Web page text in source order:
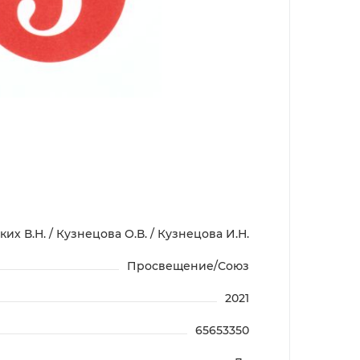
В.Н. / Кузнецова О.В. / Кузнецова И.Н.
Просвещение/Союз
2021
65653350